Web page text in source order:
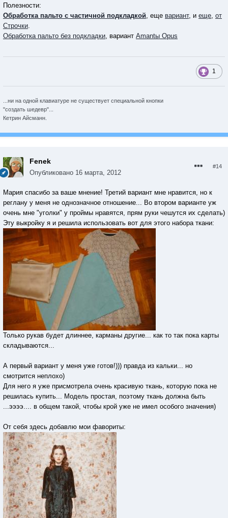
Полезности:
Обработка пальто с частичной подкладкой, еще вариант, и еще, от
Строчки.
Обработка пальто без подкладки, вариант Amantы Opus
1
...ни на одной клавиатуре не существует специальной кнопки
"создать шедевр"...
Кетрин Айсманн.
Fenek
Опубликовано 16 марта, 2012
#14
Мария спасибо за ваше мнение! Третий вариант мне нравится, но к
реглану у меня не однозначное отношение... Во втором варианте уж
очень мне "уголки" у проймы нравятся, прям руки чешутся их сделать)
Эту выкройку я и решила использовать вот для этого набора ткани:
Только рукав будет длиннее, карманы другие... как то так пока карты
складываются...
А первый вариант у меня уже готов!))) правда из кальки... но
смотрится неплохо)
Для него я уже присмотрела очень красивую ткань, которую пока не
решилась купить... Модель простая, поэтому ткань должна быть
...ээээ.... в общем такой, чтобы крой уже не имел особого значения)
От себя здесь добавлю мои фавориты: